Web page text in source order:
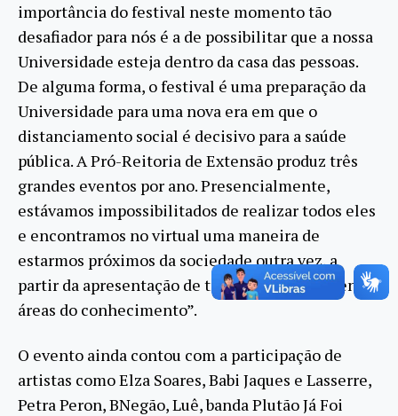
importância do festival neste momento tão
desafiador para nós é a de possibilitar que a nossa
Universidade esteja dentro da casa das pessoas.
De alguma forma, o festival é uma preparação da
Universidade para uma nova era em que o
distanciamento social é decisivo para a saúde
pública. A Pró-Reitoria de Extensão produz três
grandes eventos por ano. Presencialmente,
estávamos impossibilitados de realizar todos eles
e encontramos no virtual uma maneira de
estarmos próximos da sociedade outra vez, a
partir da apresentação de trabalhos nas diferentes
áreas do conhecimento”.
O evento ainda contou com a participação de
artistas como Elza Soares, Babi Jaques e Lasserre,
Petra Peron, BNegão, Luê, banda Plutão Já Foi